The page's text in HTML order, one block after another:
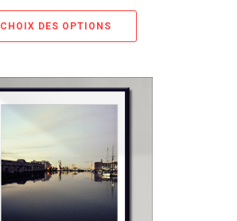
CHOIX DES OPTIONS